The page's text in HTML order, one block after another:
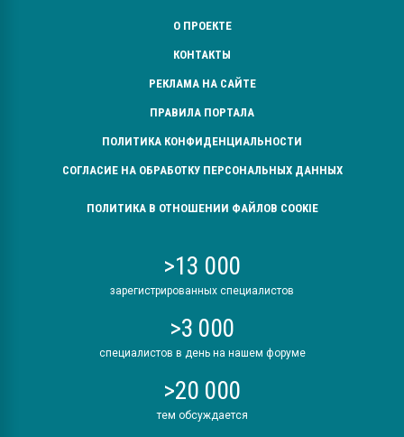
О ПРОЕКТЕ
КОНТАКТЫ
РЕКЛАМА НА САЙТЕ
ПРАВИЛА ПОРТАЛА
ПОЛИТИКА КОНФИДЕНЦИАЛЬНОСТИ
СОГЛАСИЕ НА ОБРАБОТКУ ПЕРСОНАЛЬНЫХ ДАННЫХ
ПОЛИТИКА В ОТНОШЕНИИ ФАЙЛОВ COOKIE
>13 000
зарегистрированных специалистов
>3 000
специалистов в день на нашем форуме
>20 000
тем обсуждается